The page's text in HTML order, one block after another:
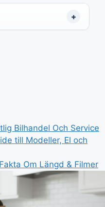
Bilhandel Och Service
till Modeller, El och
Om Längd & Filmer